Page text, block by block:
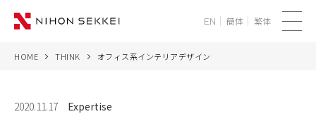
SERVICES
EN 簡体 繁体
HOME THINK オフィス系インテリアデザイン
2020.11.17 Expertise